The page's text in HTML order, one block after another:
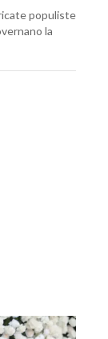
populiste
la